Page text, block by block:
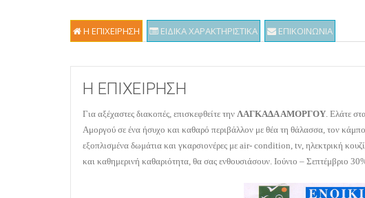
Η ΕΠΙΧΕΙΡΗΣΗ ΕΙΔΙΚΑ ΧΑΡΑΚΤΗΡΙΣΤΙΚΑ ΕΠΙΚΟΙΝΩΝΙΑ
Η ΕΠΙΧΕΙΡΗΣΗ
Για αξέχαστες διακοπές, επισκεφθείτε την ΛΑΓΚΑΔΑ ΑΜΟΡΓΟΥ. Ελάτε
Αμοργού σε ένα ήσυχο και καθαρό περιβάλλον με θέα τη θάλασσα, τον
εξοπλισμένα δωμάτια και γκαρσιονέρες με air- condition, tv, ηλεκτρική
και καθημερινή καθαριότητα, θα σας ενθουσιάσουν. Ιούνιο – Σεπτέμβριο